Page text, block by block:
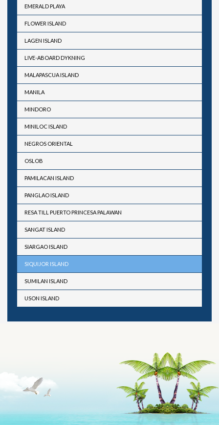
EMERALD PLAYA
FLOWER ISLAND
LAGEN ISLAND
LIVE-ABOARD DYKNING
MALAPASCUA ISLAND
MANILA
MINDORO
MINILOC ISLAND
NEGROS ORIENTAL
OSLOB
PAMILACAN ISLAND
PANGLAO ISLAND
RESA TILL PUERTO PRINCESA PALAWAN
SANGAT ISLAND
SIARGAO ISLAND
SIQUIJOR ISLAND
SUMILAN ISLAND
USON ISLAND